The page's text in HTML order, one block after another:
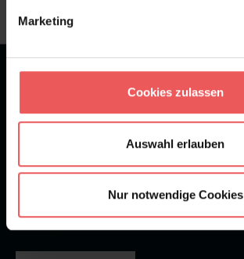
Marketing
Cookies zulassen
Auswahl erlauben
Nur notwendige Cookies
Newsletter